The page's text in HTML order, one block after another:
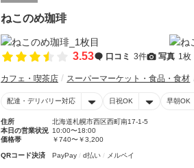
ねこのめ珈琲
3.53 口コミ 3件 写真 1枚
カフェ・喫茶店 スーパーマーケット・食品・食材
配達・デリバリー対応 日祝OK 早朝OK
住所
北海道札幌市西区西町南17-1-5
本日の営業状況 10:00〜18:00
価格帯
￥740〜￥3,200
QRコード決済 PayPay d払い メルペイ